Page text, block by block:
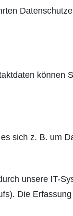
können
sich z. B. um
unsere IT-
Die